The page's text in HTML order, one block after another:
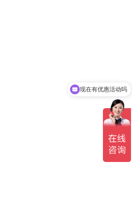
可以介绍下你们的产品么